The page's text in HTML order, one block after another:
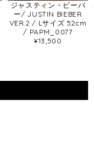
ジャスティン・ビーバ
ー/ JUSTIN BIEBER
VER.2 / Lサイズ 52cm
/ PAPM_0077
¥13,500